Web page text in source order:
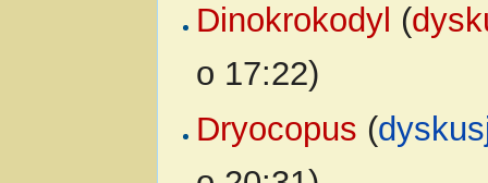
Dinokrokodyl (
o 17:22)
Dryocopus (